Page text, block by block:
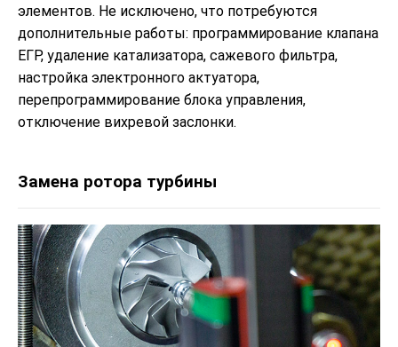
элементов. Не исключено, что потребуются
дополнительные работы: программирование клапана
ЕГР, удаление катализатора, сажевого фильтра,
настройка электронного актуатора,
перепрограммирование блока управления,
отключение вихревой заслонки.
Замена ротора турбины